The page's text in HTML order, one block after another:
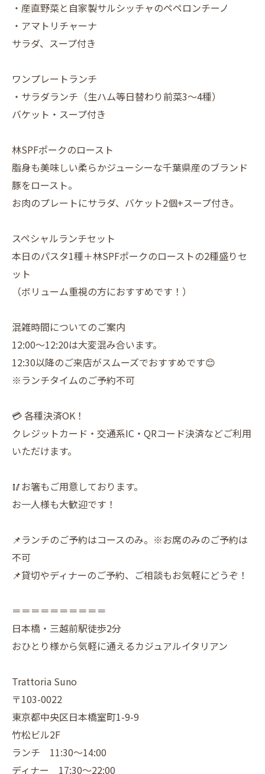
・産直野菜と自家製サルシッチャのペペロンチーノ
・アマトリチャーナ
サラダ、スープ付き
ワンプレートランチ
・サラダランチ（生ハム等日替わり前菜3～4種）
バケット・スープ付き
林SPFポークのロースト
脂身も美味しい柔らかジューシーな千葉県産のブランド
豚をロースト。
お肉のプレートにサラダ、バケット2個+スープ付き。
スペシャルランチセット
本日のパスタ1種＋林SPFポークのローストの2種盛りセ
ット
（ボリューム重視の方におすすめです！）
混雑時間についてのご案内
12:00～12:20は大変混み合います。
12:30以降のご来店がスムーズでおすすめです😊
※ランチタイムのご予約不可
💳 各種決済OK！
クレジットカード・交通系IC・QRコード決済などご利用
いただけます。
🥢お箸もご用意しております。
お一人様も大歓迎です！
📌ランチのご予約はコースのみ。※お席のみのご予約は
不可
📌貸切やディナーのご予約、ご相談もお気軽にどうぞ！
＝＝＝＝＝＝＝＝＝＝
日本橋・三越前駅徒歩2分
おひとり様から気軽に通えるカジュアルイタリアン
Trattoria Suno
〒103-0022
東京都中央区日本橋室町1-9-9
竹松ビル2F
ランチ 11:30～14:00
ディナー 17:30～22:00